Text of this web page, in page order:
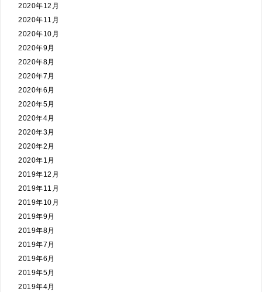
2020年12月
2020年11月
2020年10月
2020年9月
2020年8月
2020年7月
2020年6月
2020年5月
2020年4月
2020年3月
2020年2月
2020年1月
2019年12月
2019年11月
2019年10月
2019年9月
2019年8月
2019年7月
2019年6月
2019年5月
2019年4月